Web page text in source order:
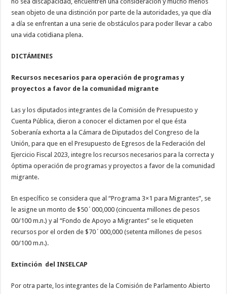
sean objeto de una distinción por parte de la autoridades, ya que día
a día se enfrentan a una serie de obstáculos para poder llevar a cabo
una vida cotidiana plena.
DICTÁMENES
Recursos necesarios para operación de programas y
proyectos a favor de la comunidad migrante
Las y los diputados integrantes de la Comisión de Presupuesto y
Cuenta Pública, dieron a conocer el dictamen por el que ésta
Soberanía exhorta a la Cámara de Diputados del Congreso de la
Unión, para que en el Presupuesto de Egresos de la Federación del
Ejercicio Fiscal 2023, integre los recursos necesarios para la correcta y
óptima operación de programas y proyectos a favor de la comunidad
migrante.
En específico se considera que al “Programa 3×1 para Migrantes”, se
le asigne un monto de $50´000,000 (cincuenta millones de pesos
00/100 m.n.) y al “Fondo de Apoyo a Migrantes” se le etiqueten
recursos por el orden de $70´000,000 (setenta millones de pesos
00/100 m.n.).
Extinción del INSELCAP
Por otra parte, los integrantes de la Comisión de Parlamento Abierto